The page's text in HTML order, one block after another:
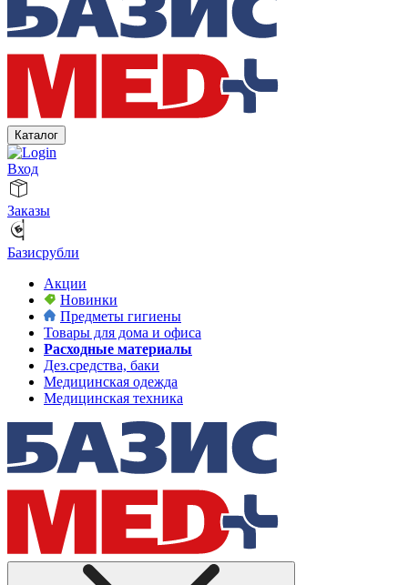
Каталог
Вход
Заказы
Базисрубли
Акции
Новинки
Предметы гигиены
Товары для дома и офиса
Расходные материалы
Дез.средства, баки
Медицинская одежда
Медицинская техника